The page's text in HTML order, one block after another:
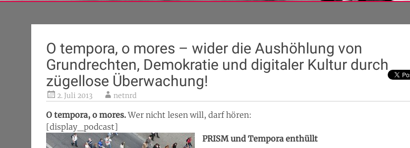
O tempora, o mores – wider die Aushöhlung von
Grundrechten, Demokratie und digitaler Kultur durch
zügellose Überwachung!
2. Juli 2013 netnrd
O tempora, o mores.Wer nicht lesen will, darf hören:
[display_podcast]
PRISM und Tempora enthüllt